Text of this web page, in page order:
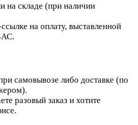
на складе (при наличии
на оплату, выставленной
самовывозе либо доставке (по
разовый заказ и хотите